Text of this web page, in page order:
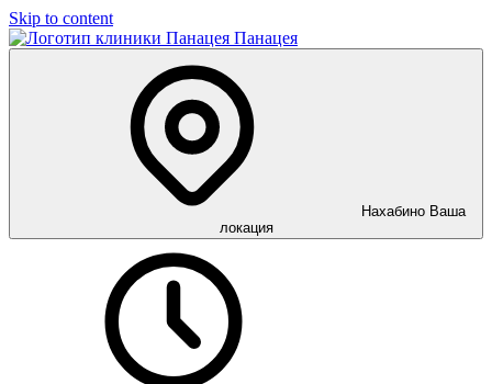
Skip to content
Панацея
Нахабино Ваша
локация